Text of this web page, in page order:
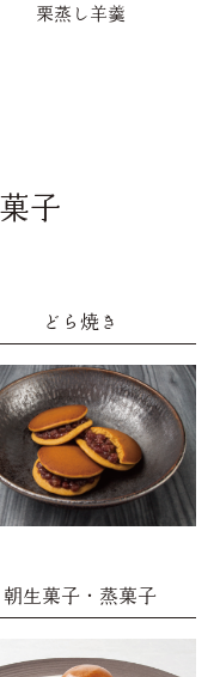
栗蒸し羊羹
子
どら焼き
朝生菓子・蒸菓子